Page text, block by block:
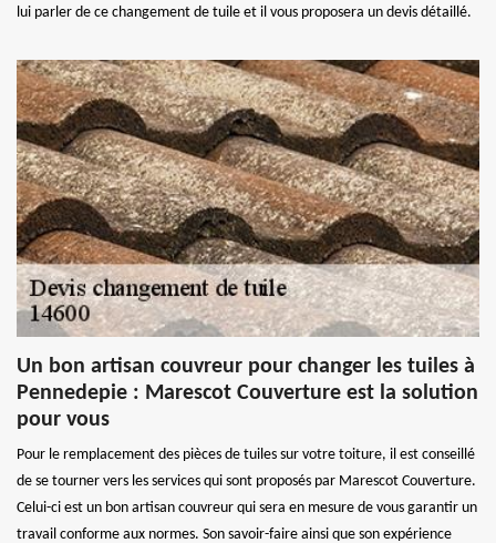
lui parler de ce changement de tuile et il vous proposera un devis détaillé.
Un bon artisan couvreur pour changer les tuiles à
Pennedepie : Marescot Couverture est la solution
pour vous
Pour le remplacement des pièces de tuiles sur votre toiture, il est conseillé
de se tourner vers les services qui sont proposés par Marescot Couverture.
Celui-ci est un bon artisan couvreur qui sera en mesure de vous garantir un
travail conforme aux normes. Son savoir-faire ainsi que son expérience